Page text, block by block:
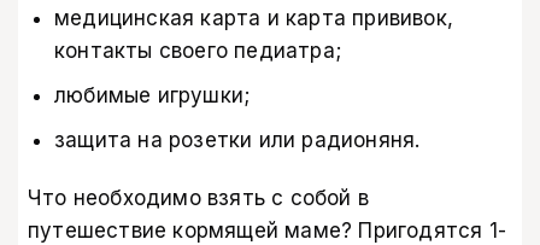
медицинская карта и карта прививок,
контакты своего педиатра;
любимые игрушки;
защита на розетки или радионяня.
Что необходимо взять с собой в
путешествие кормящей маме? Пригодятся 1-